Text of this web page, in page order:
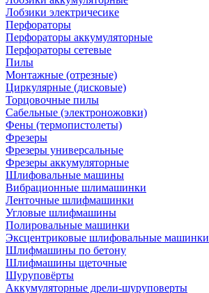
Лобзики электричесике
Перфораторы
Перфораторы аккумуляторные
Перфораторы сетевые
Пилы
Монтажные (отрезные)
Циркулярные (дисковые)
Торцовочные пилы
Сабельные (электроножовки)
Фены (термопистолеты)
Фрезеры
Фрезеры универсальные
Фрезеры аккумуляторные
Шлифовальные машины
Вибрационные шлимашинки
Ленточные шлифмашинки
Угловые шлифмашины
Полировальные машинки
Эксцентриковые шлифовальные машинки
Шлифмашины по бетону
Шлифмашины щеточные
Шуруповёрты
Аккумуляторные дрели-шуруповерты